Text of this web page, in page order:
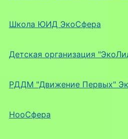
Школа ЮИД ЭкоСфера
Детская организация
РДДМ "Движение Первых"
НооСфера